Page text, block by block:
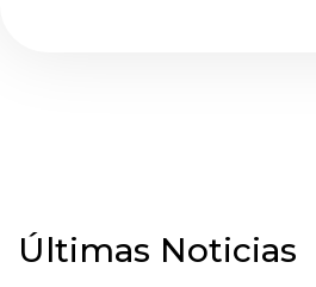
Últimas Noticias